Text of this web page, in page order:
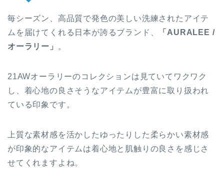
毎シーズン、高品質で発色の美しい洗練されたアイテ
ムを届けてくれる日本が誇るブランド、
「AURALEE /
オーラリー」
。
21AWオーラリーのコレクションは見ていてワクワク
し、着心地の良さそうなアイテムが豊富に取り扱われ
ている印象です。
上質な素材感を活かしたゆったりした柔らかい素材感
が印象的なアイテムは着心地と肌触りの良さを感じさ
せてくれますよね。